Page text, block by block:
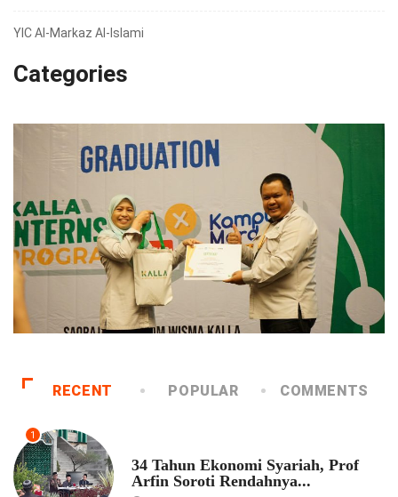
YIC Al-Markaz Al-Islami
Categories
RECENT POPULAR COMMENTS
1
34 Tahun Ekonomi Syariah, Prof
Arfin Soroti Rendahnya...